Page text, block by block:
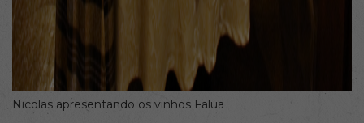
Nicolas apresentando os vinhos Falua